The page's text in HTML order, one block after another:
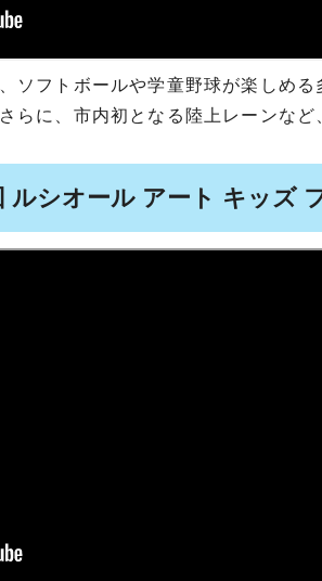
ソフトボールや学童野球が楽しめ
らに、市内初となる陸上レーンな
ルシオール アート キッズ